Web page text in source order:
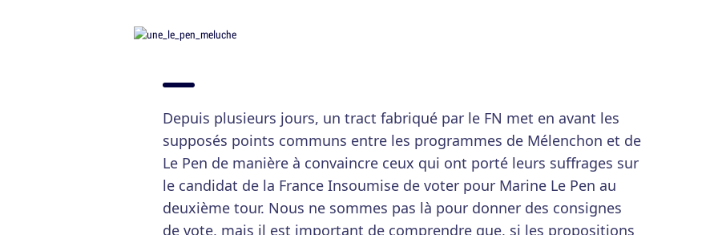
Depuis plusieurs jours, un tract fabriqué par le FN met en avant les
supposés points communs entre les programmes de Mélenchon et de
Le Pen de manière à convaincre ceux qui ont porté leurs suffrages sur
le candidat de la France Insoumise de voter pour Marine Le Pen au
deuxième tour. Nous ne sommes pas là pour donner des consignes
de vote, mais il est important de comprendre que, si les propositions